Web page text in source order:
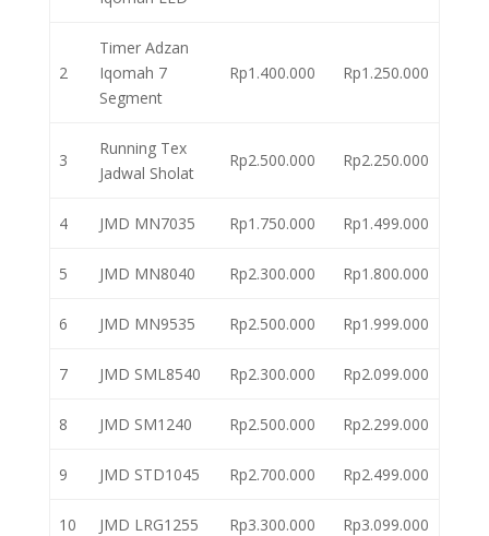
2
Timer Adzan
Iqomah 7
Segment
Rp1.400.000 Rp1.250.000
3
Running Tex
Jadwal Sholat
Rp2.500.000 Rp2.250.000
4 JMD MN7035 Rp1.750.000 Rp1.499.000
5 JMD MN8040 Rp2.300.000 Rp1.800.000
6 JMD MN9535 Rp2.500.000 Rp1.999.000
7 JMD SML8540 Rp2.300.000 Rp2.099.000
8 JMD SM1240 Rp2.500.000 Rp2.299.000
9 JMD STD1045 Rp2.700.000 Rp2.499.000
10 JMD LRG1255 Rp3.300.000 Rp3.099.000